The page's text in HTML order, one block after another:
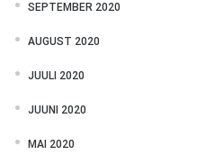
SEPTEMBER 2020
AUGUST 2020
JUULI 2020
JUUNI 2020
MAI 2020